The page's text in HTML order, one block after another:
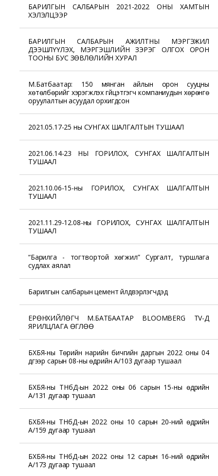
БАРИЛГЫН САЛБАРЫН 2021-2022 ОНЫ ХАМТЫН
ХЭЛЭЛЦЭЭР
БАРИЛГЫН САЛБАРЫН АЖИЛТНЫ МЭРГЭЖИЛ
ДЭЭШЛҮҮЛЭХ, МЭРГЭШЛИЙН ЗЭРЭГ ОЛГОХ ОРОН
ТООНЫ БУС ЗӨВЛӨЛИЙН ХУРАЛ
М.Батбаатар: 150 мянган айлын орон сууцны
хөтөлбөрийг хэрэгжүүлэх гүйцэтгэгч компаниудын хөрөнгө
оруулалтын асуудал орхигдсон
2021.05.17-25 ны СУНГАХ ШАЛГАЛТЫН ТУШААЛ
2021.06.14-23 НЫ ГОРИЛОХ, СУНГАХ ШАЛГАЛТЫН
ТУШААЛ
2021.10.06-15-ны ГОРИЛОХ, СУНГАХ ШАЛГАЛТЫН
ТУШААЛ
2021.11.29-12.08-ны ГОРИЛОХ, СУНГАХ ШАЛГАЛТЫН
ТУШААЛ
“Барилга - тогтвортой хөгжил” Сургалт, туршлага
судлах аялал
Барилгын салбарын цемент үйлдвэрлэгчдэд
ЕРӨНХИЙЛӨГЧ М.БАТБААТАР BLOOMBERG TV-Д
ЯРИЛЦЛАГА ӨГЛӨӨ
БХБЯ-ны Төрийн нарийн бичгийн даргын 2022 оны 04
дүгээр сарын 08-ны өдрийн А/103 дугаар тушаал
БХБЯ-ны ТНбД-ын 2022 оны 06 сарын 15-ны өдрийн
А/131 дугаар тушаал
БХБЯ-ны ТНбД-ын 2022 оны 10 сарын 20-ний өдрийн
А/159 дугаар тушаал
БХБЯ-ны ТНбД-ын 2022 оны 12 сарын 16-ний өдрийн
А/173 дугаар тушаал